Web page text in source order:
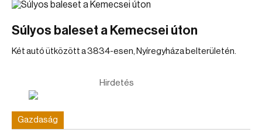
Súlyos baleset a Kemecsei úton
Két autó ütközött a 3834-esen, Nyíregyháza belterületén.
Hirdetés
Gazdaság